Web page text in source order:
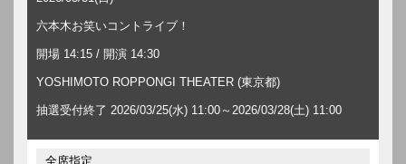
六本木お笑いコントライブ！
開場 14:15 / 開演 14:30
YOSHIMOTO ROPPONGI THEATER (東京都)
抽選受付終了 2026/03/25(水) 11:00～2026/03/28(土) 11:00
全席指定